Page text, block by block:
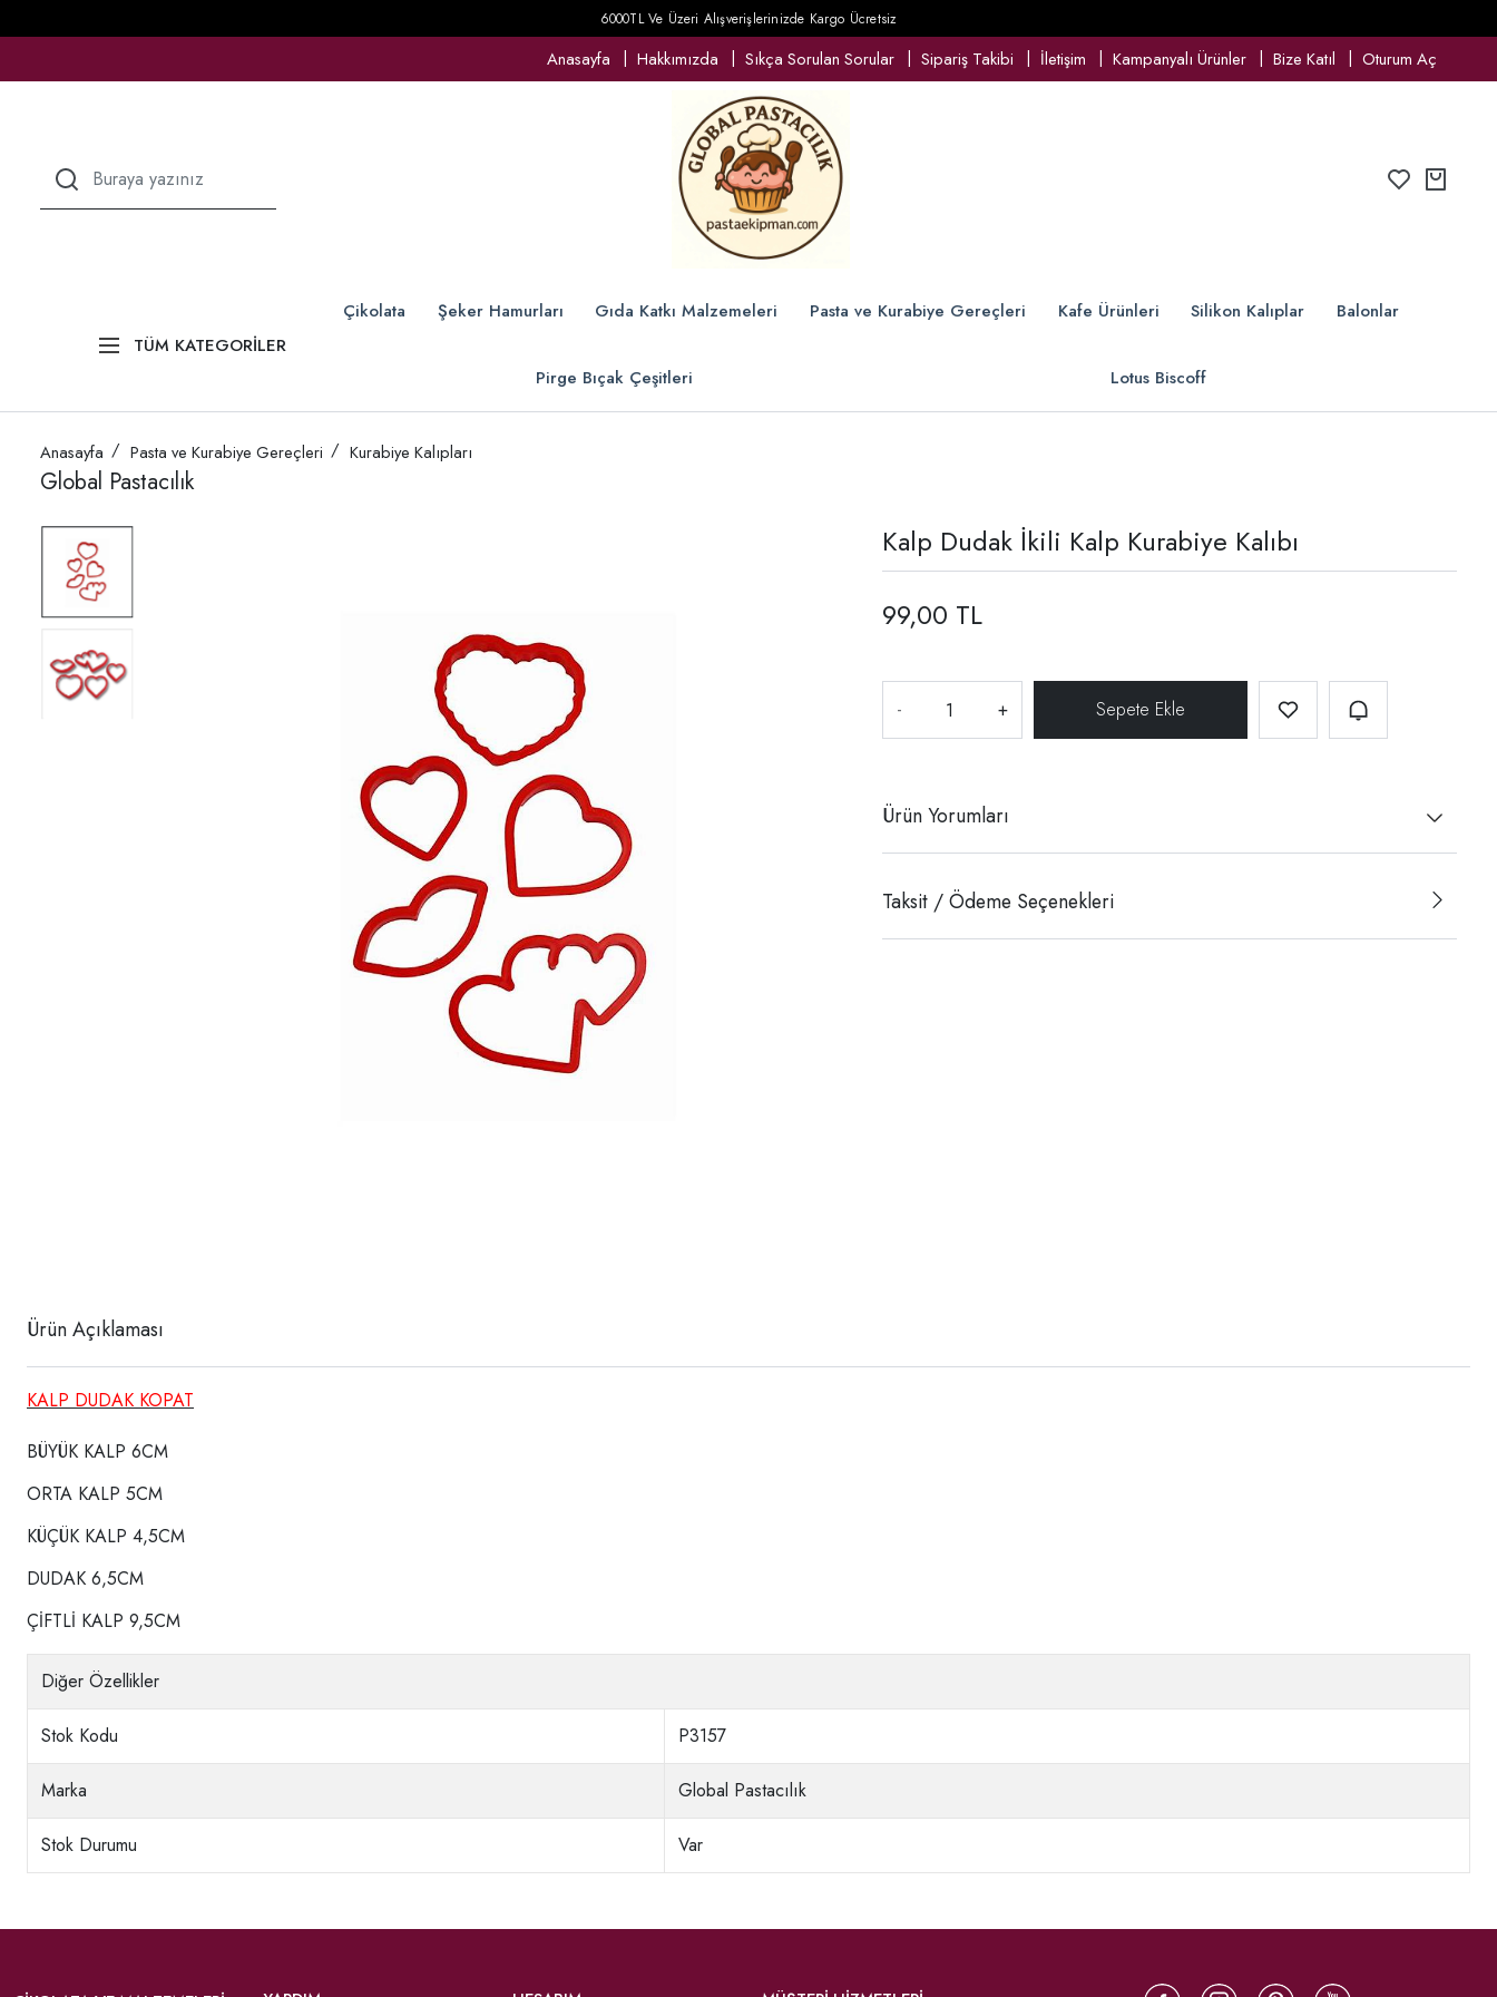
6000TL Ve Üzeri Alışverişlerinizde Kargo Ücretsiz
Anasayfa Hakkımızda Sıkça Sorulan Sorular Sipariş Takibi İletişim Kampanyalı Ürünler Bize Katıl Oturum Aç
TÜM KATEGORİLER
Çikolata Şeker Hamurları Gıda Katkı Malzemeleri Pasta ve Kurabiye Gereçleri Kafe Ürünleri Silikon Kalıplar Balonlar
Pirge Bıçak Çeşitleri Lotus Biscoff
Anasayfa Pasta ve Kurabiye Gereçleri Kurabiye Kalıpları
Global Pastacılık
Kalp Dudak İkili Kalp Kurabiye Kalıbı
99,00 TL
- +
Ürün Yorumları
Taksit / Ödeme Seçenekleri
Ürün Açıklaması
KALP DUDAK KOPAT
BÜYÜK KALP 6CM
ORTA KALP 5CM
KÜÇÜK KALP 4,5CM
DUDAK 6,5CM
ÇİFTLİ KALP 9,5CM
Diğer Özellikler
Stok Kodu P3157
Marka Global Pastacılık
Stok Durumu Var